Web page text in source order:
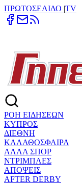
ΠΡΩΤΟΣΕΛΙΔΟ |TV
ΡΟΗ ΕΙΔΗΣΕΩΝ
ΚΥΠΡΟΣ
ΔΙΕΘΝΗ
ΚΑΛΑΘΟΣΦΑΙΡΑ
ΑΛΛΑ ΣΠΟΡ
ΝΤΡΙΜΠΛΕΣ
ΑΠΟΨΕΙΣ
AFTER DERBY